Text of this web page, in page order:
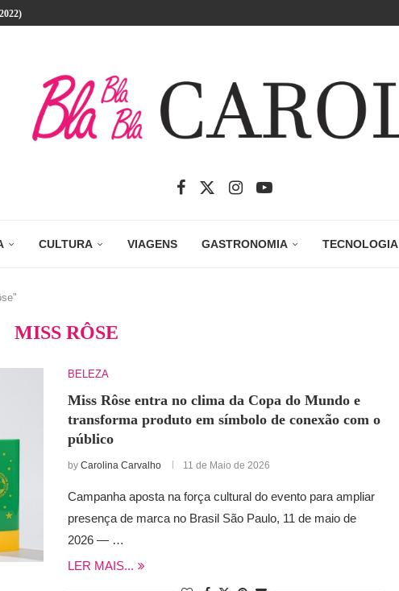
CULTURA VIAGENS GASTRONOMIA TECNOLOGIA
MISS RÔSE
BELEZA
Miss Rôse entra no clima da Copa do Mundo e
transforma produto em símbolo de conexão com o
público
by Carolina Carvalho 11 de Maio de 2026
Campanha aposta na força cultural do evento para ampliar
presença de marca no Brasil São Paulo, 11 de maio de
2026 — …
LER MAIS...